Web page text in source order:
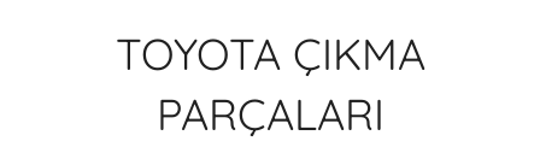
TOYOTA ÇIKMA
PARÇALARI